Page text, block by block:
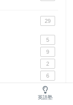
29
5
9
2
6
77
英語塾